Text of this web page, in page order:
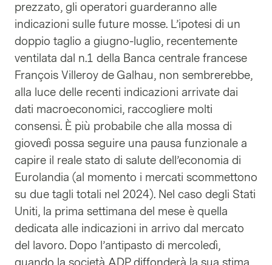
prezzato, gli operatori guarderanno alle
indicazioni sulle future mosse. L’ipotesi di un
doppio taglio a giugno-luglio, recentemente
ventilata dal n.1 della Banca centrale francese
François Villeroy de Galhau, non sembrerebbe,
alla luce delle recenti indicazioni arrivate dai
dati macroeconomici, raccogliere molti
consensi. È più probabile che alla mossa di
giovedì possa seguire una pausa funzionale a
capire il reale stato di salute dell’economia di
Eurolandia (al momento i mercati scommettono
su due tagli totali nel 2024). Nel caso degli Stati
Uniti, la prima settimana del mese è quella
dedicata alle indicazioni in arrivo dal mercato
del lavoro. Dopo l’antipasto di mercoledì,